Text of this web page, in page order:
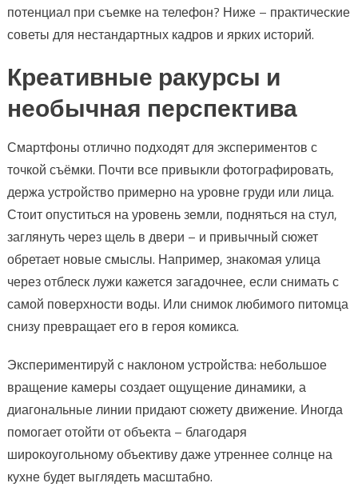
потенциал при съемке на телефон? Ниже – практические
советы для нестандартных кадров и ярких историй.
Креативные ракурсы и
необычная перспектива
Смартфоны отлично подходят для экспериментов с
точкой съёмки. Почти все привыкли фотографировать,
держа устройство примерно на уровне груди или лица.
Стоит опуститься на уровень земли, подняться на стул,
заглянуть через щель в двери – и привычный сюжет
обретает новые смыслы. Например, знакомая улица
через отблеск лужи кажется загадочнее, если снимать с
самой поверхности воды. Или снимок любимого питомца
снизу превращает его в героя комикса.
Экспериментируй с наклоном устройства: небольшое
вращение камеры создает ощущение динамики, а
диагональные линии придают сюжету движение. Иногда
помогает отойти от объекта – благодаря
широкоугольному объективу даже утреннее солнце на
кухне будет выглядеть масштабно.